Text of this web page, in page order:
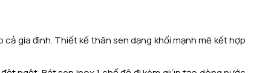
gia đình. Thiết kế thân sen dạng khối mạnh mẽ kết hợp